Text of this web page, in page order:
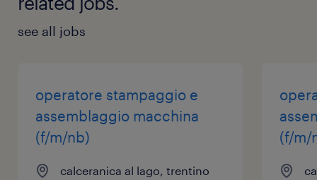
see all jobs
operatore stampaggio e
assemblaggio macchina
(f/m/nb)
calceranica al lago, trentino
(f/m/